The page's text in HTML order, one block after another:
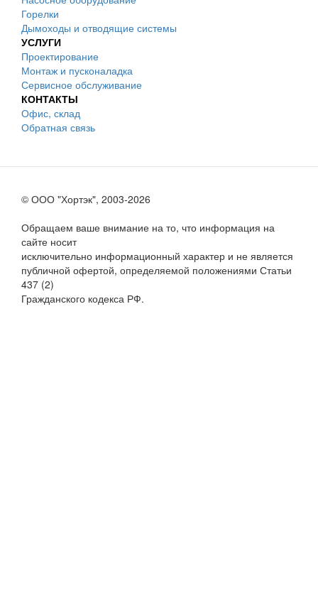
Горелки
Дымоходы и отводящие системы
УСЛУГИ
Проектирование
Монтаж и пусконаладка
Сервисное обслуживание
КОНТАКТЫ
Офис, склад
Обратная связь
© ООО "Хортэк", 2003-2026
Обращаем ваше внимание на то, что информация на
сайте носит
исключительно информационный характер и не является
публичной офертой, определяемой положениями Статьи
437 (2)
Гражданского кодекса РФ.